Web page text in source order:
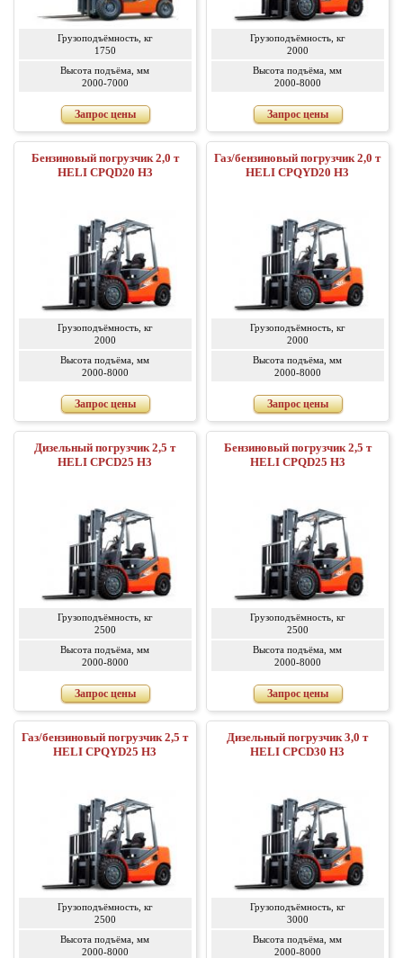
Грузоподъёмность, кг
1750
Высота подъёма, мм
2000-7000
Запрос цены
Грузоподъёмность, кг
2000
Высота подъёма, мм
2000-8000
Запрос цены
Бензиновый погрузчик 2,0 т
HELI CPQD20 H3
Грузоподъёмность, кг
2000
Высота подъёма, мм
2000-8000
Запрос цены
Газ/бензиновый погрузчик 2,0 т
HELI CPQYD20 H3
Грузоподъёмность, кг
2000
Высота подъёма, мм
2000-8000
Запрос цены
Дизельный погрузчик 2,5 т
HELI CPCD25 H3
Грузоподъёмность, кг
2500
Высота подъёма, мм
2000-8000
Запрос цены
Бензиновый погрузчик 2,5 т
HELI CPQD25 H3
Грузоподъёмность, кг
2500
Высота подъёма, мм
2000-8000
Запрос цены
Газ/бензиновый погрузчик 2,5 т
HELI CPQYD25 H3
Грузоподъёмность, кг
2500
Высота подъёма, мм
2000-8000
Дизельный погрузчик 3,0 т
HELI CPCD30 H3
Грузоподъёмность, кг
3000
Высота подъёма, мм
2000-8000